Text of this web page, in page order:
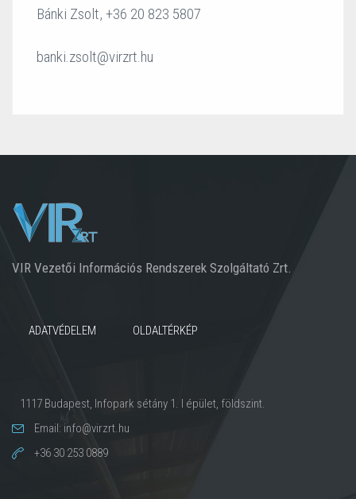
Bánki Zsolt, +36 20 823 5807
banki.zsolt@virzrt.hu
VIR Vezetői Információs Rendszerek Szolgáltató Zrt.
ADATVÉDELEM OLDALTÉRKÉP
1117 Budapest, Infopark sétány 1. I épület, földszint.
Email: info@virzrt.hu
+36 30 253 0889